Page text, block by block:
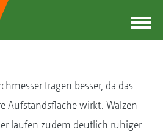
tragen besser, da das
Aufstandsfläche wirkt. Walzen
laufen zudem deutlich ruhiger